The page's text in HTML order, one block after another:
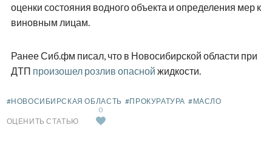
оценки состояния водного объекта и определения мер к
виновным лицам.
Ранее Сиб.фм писал, что в Новосибирской области при
ДТП произошел розлив опасной жидкости.
#НОВОСИБИРСКАЯ ОБЛАСТЬ #ПРОКУРАТУРА #МАСЛО
ОЦЕНИТЬ СТАТЬЮ
0